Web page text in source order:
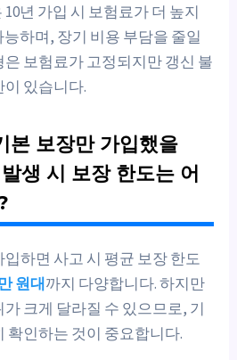
년 가입 시 보험료가 더 높지
하며, 장기 비용 부담을 줄일
보험료가 고정되지만 갱신 불
있습니다.
본 보장만 가입했을
생 시 보장 한도는 어
하면 사고 시 평균 보장 한도
원대까지 다양합니다. 하지만
크게 달라질 수 있으므로, 기
확인하는 것이 중요합니다.